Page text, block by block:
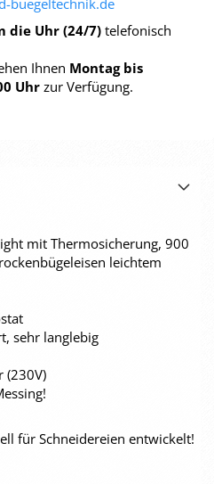
buegeltechnik.de
die Uhr (24/7) telefonisch
Ihnen Montag bis
Uhr zur Verfügung.
mit Thermosicherung, 900
leichtem
sehr langlebig
(230V)
für Schneidereien entwickelt!